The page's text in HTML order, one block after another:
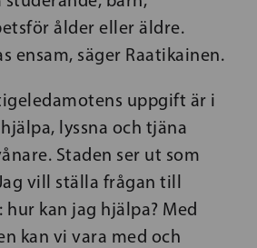
ålder eller äldre.
ensam, säger Raatikainen.
uppgift är i
lyssna och tjäna
Staden ser ut som
vill ställa frågan till
hur kan jag hjälpa? Med
kan vi vara med och